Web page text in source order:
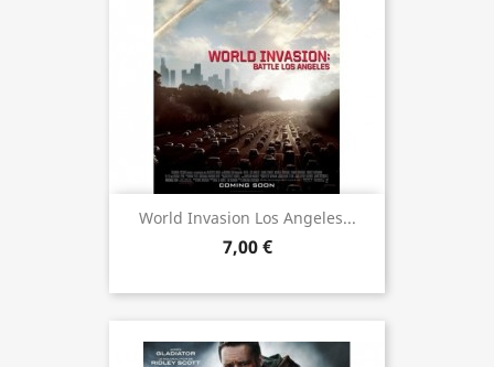
World Invasion Los Angeles...
7,00 €